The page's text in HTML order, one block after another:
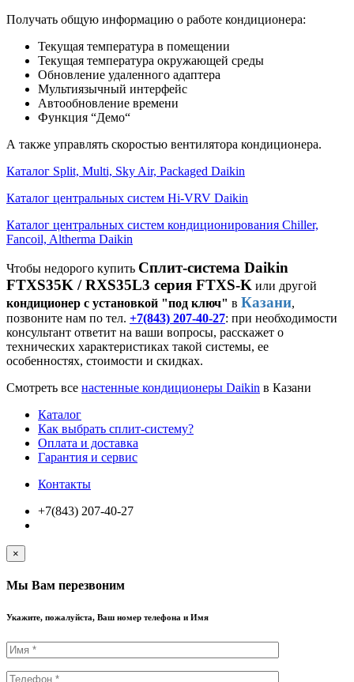
Получать общую информацию о работе кондиционера:
Текущая температура в помещении
Текущая температура окружающей среды
Обновление удаленного адаптера
Мультиязычный интерфейс
Автообновление времени
Функция “Демо“
А также управлять скоростью вентилятора кондиционера.
Каталог Split, Multi, Sky Air, Packaged Daikin
Каталог центральных систем Hi-VRV Daikin
Каталог центральных систем кондиционирования Chiller,
Fancoil, Altherma Daikin
Чтобы недорого купить Сплит-система Daikin
FTXS35K / RXS35L3 серия FTXS-K или другой
кондиционер с установкой "под ключ" в Казани,
позвоните нам по тел. +7(843) 207-40-27: при необходимости
консультант ответит на ваши вопросы, расскажет о
технических характеристиках такой системы, ее
особенностях, стоимости и скидках.
Смотреть все настенные кондиционеры Daikin в Казани
Каталог
Как выбрать сплит-систему?
Оплата и доставка
Гарантия и сервис
Контакты
+7(843) 207-40-27
×
Мы Вам перезвоним
Укажите, пожалуйста, Ваш номер телефона и Имя